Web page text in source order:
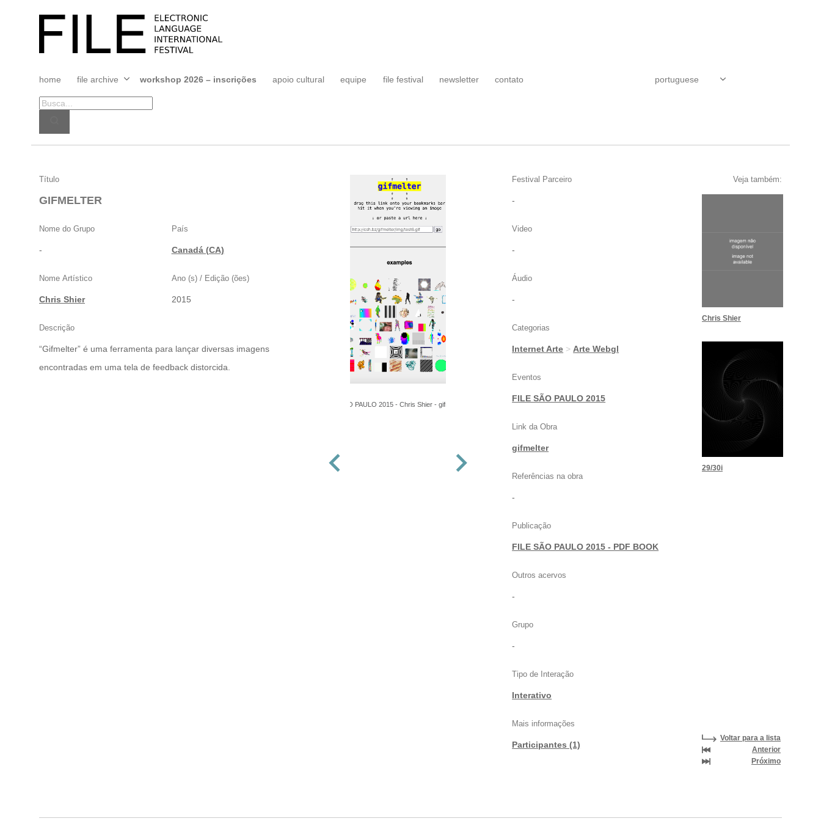
FILE
FESTIVAL
home file archive
Abrir
menu
workshop 2026 – inscrições apoio cultural equipe file festival newsletter contato
GIFMELTER
Título
GIFMELTER
Nome do Grupo
-
Nome Artístico
Chris Shier
País
Canadá (CA)
Ano (s) / Edição (ões)
2015
Descrição
“Gifmelter” é uma ferramenta para lançar diversas imagens
encontradas em uma tela de feedback distorcida.
FILE SÃO PAULO 2015 - Chris Shier - gifmelter -
Festival Parceiro
-
Video
-
Áudio
-
Categorias
Internet Arte > Arte Webgl
Eventos
FILE SÃO PAULO 2015
Link da Obra
gifmelter
Referências na obra
-
Publicação
FILE SÃO PAULO 2015 - PDF BOOK
Outros acervos
-
Grupo
-
Tipo de Interação
Interativo
Mais informações
Participantes (1)
Veja também:
Chris Shier
29/30i
Voltar para a lista
Anterior
Próximo